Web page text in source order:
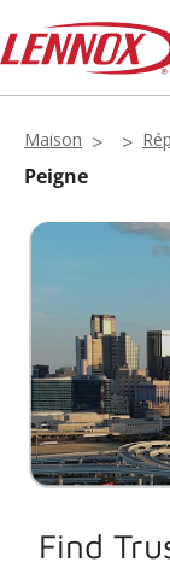
Maison
Peigne
Find